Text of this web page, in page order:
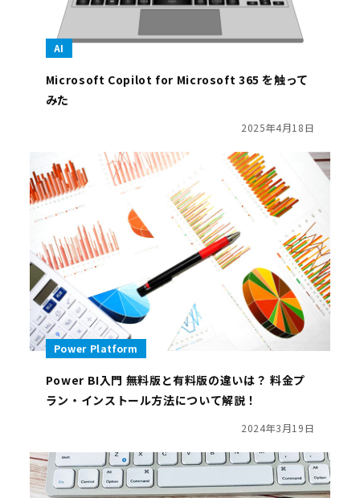
AI
Microsoft Copilot for Microsoft 365 を触って
みた
2025年4月18日
Power Platform
Power BI入門 無料版と有料版の違いは？ 料金プ
ラン・インストール方法について解説！
2024年3月19日